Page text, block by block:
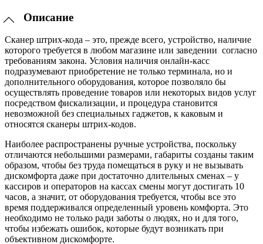
Описание
Сканер штрих-кода – это, прежде всего, устройство, наличие
которого требуется в любом магазине или заведении согласно
требованиям закона. Условия наличия онлайн-касс
подразумевают приобретение не только терминала, но и
дополнительного оборудования, которое позволяло бы
осуществлять проведение товаров или некоторых видов услуг
посредством фискализации, и процедура становится
невозможной без специальных гаджетов, к каковым и
относятся сканеры штрих-кодов.
Наиболее распространены ручные устройства, поскольку
отличаются небольшими размерами, габариты созданы таким
образом, чтобы без труда помещаться в руку и не вызывать
дискомфорта даже при достаточно длительных сменах – у
кассиров и операторов на кассах смены могут достигать 10
часов, а значит, от оборудования требуется, чтобы все это
время поддерживался определенный уровень комфорта. Это
необходимо не только ради заботы о людях, но и для того,
чтобы избежать ошибок, которые будут возникать при
объективном дискомфорте.